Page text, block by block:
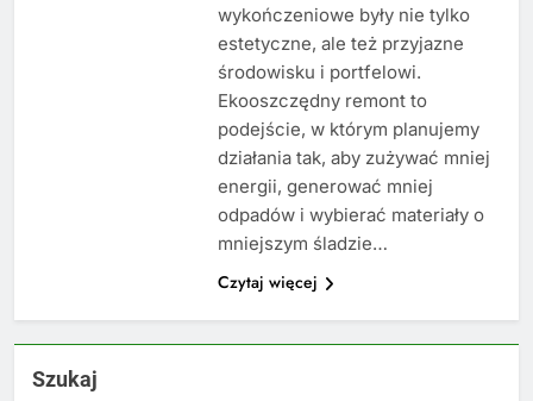
wykończeniowe były nie tylko
estetyczne, ale też przyjazne
środowisku i portfelowi.
Ekooszczędny remont to
podejście, w którym planujemy
działania tak, aby zużywać mniej
energii, generować mniej
odpadów i wybierać materiały o
mniejszym śladzie…
Czytaj więcej
Szukaj